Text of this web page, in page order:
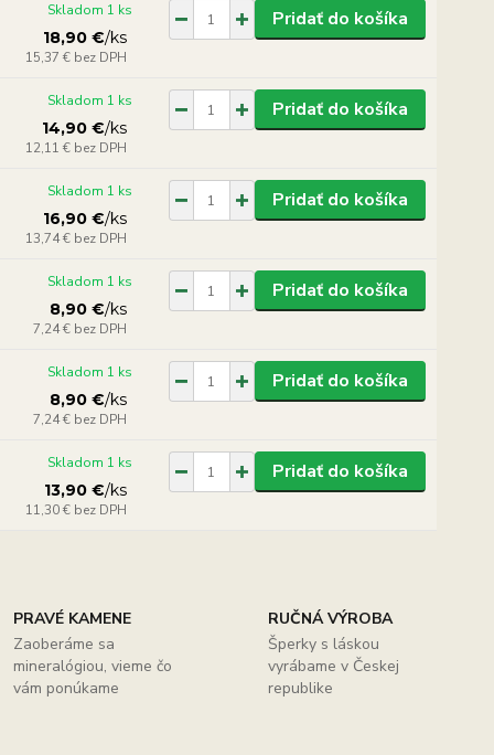
18,90 €/ks
15,37 € bez DPH
Skladom 1 ks Pridať do košíka
14,90 €/ks
12,11 € bez DPH
Skladom 1 ks Pridať do košíka
16,90 €/ks
13,74 € bez DPH
Skladom 1 ks Pridať do košíka
8,90 €/ks
7,24 € bez DPH
Skladom 1 ks Pridať do košíka
8,90 €/ks
7,24 € bez DPH
Skladom 1 ks Pridať do košíka
13,90 €/ks
11,30 € bez DPH
Skladom 1 ks Pridať do košíka
PRAVÉ KAMENE
Zaoberáme sa
mineralógiou, vieme čo
vám ponúkame
RUČNÁ VÝROBA
Šperky s láskou
vyrábame v Českej
republike